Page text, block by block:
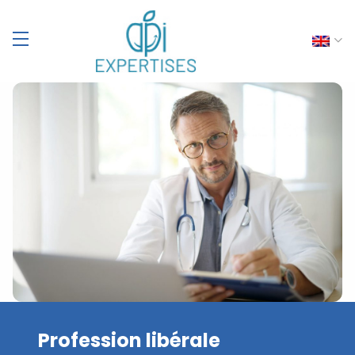
Profession libérale